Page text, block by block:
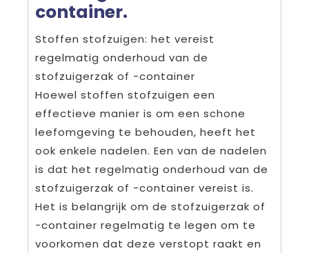
container.
Stoffen stofzuigen: het vereist
regelmatig onderhoud van de
stofzuigerzak of -container
Hoewel stoffen stofzuigen een
effectieve manier is om een schone
leefomgeving te behouden, heeft het
ook enkele nadelen. Een van de nadelen
is dat het regelmatig onderhoud van de
stofzuigerzak of -container vereist is.
Het is belangrijk om de stofzuigerzak of
-container regelmatig te legen om te
voorkomen dat deze verstopt raakt en